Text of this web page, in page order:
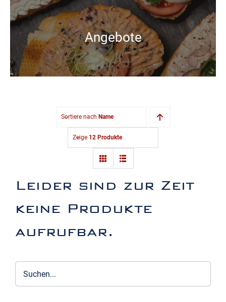
Angebote
Sortiere nach Name
Zeige 12 Produkte
Leider sind zur Zeit
keine Produkte
aufrufbar.